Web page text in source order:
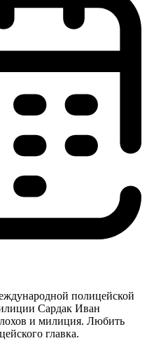
полицейской
Сардак Иван
и милиция. Любить
главка.